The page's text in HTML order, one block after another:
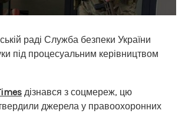
раді Служба безпеки України
під процесуальним керівництвом
дізнався з соцмереж, цю
джерела у правоохоронних